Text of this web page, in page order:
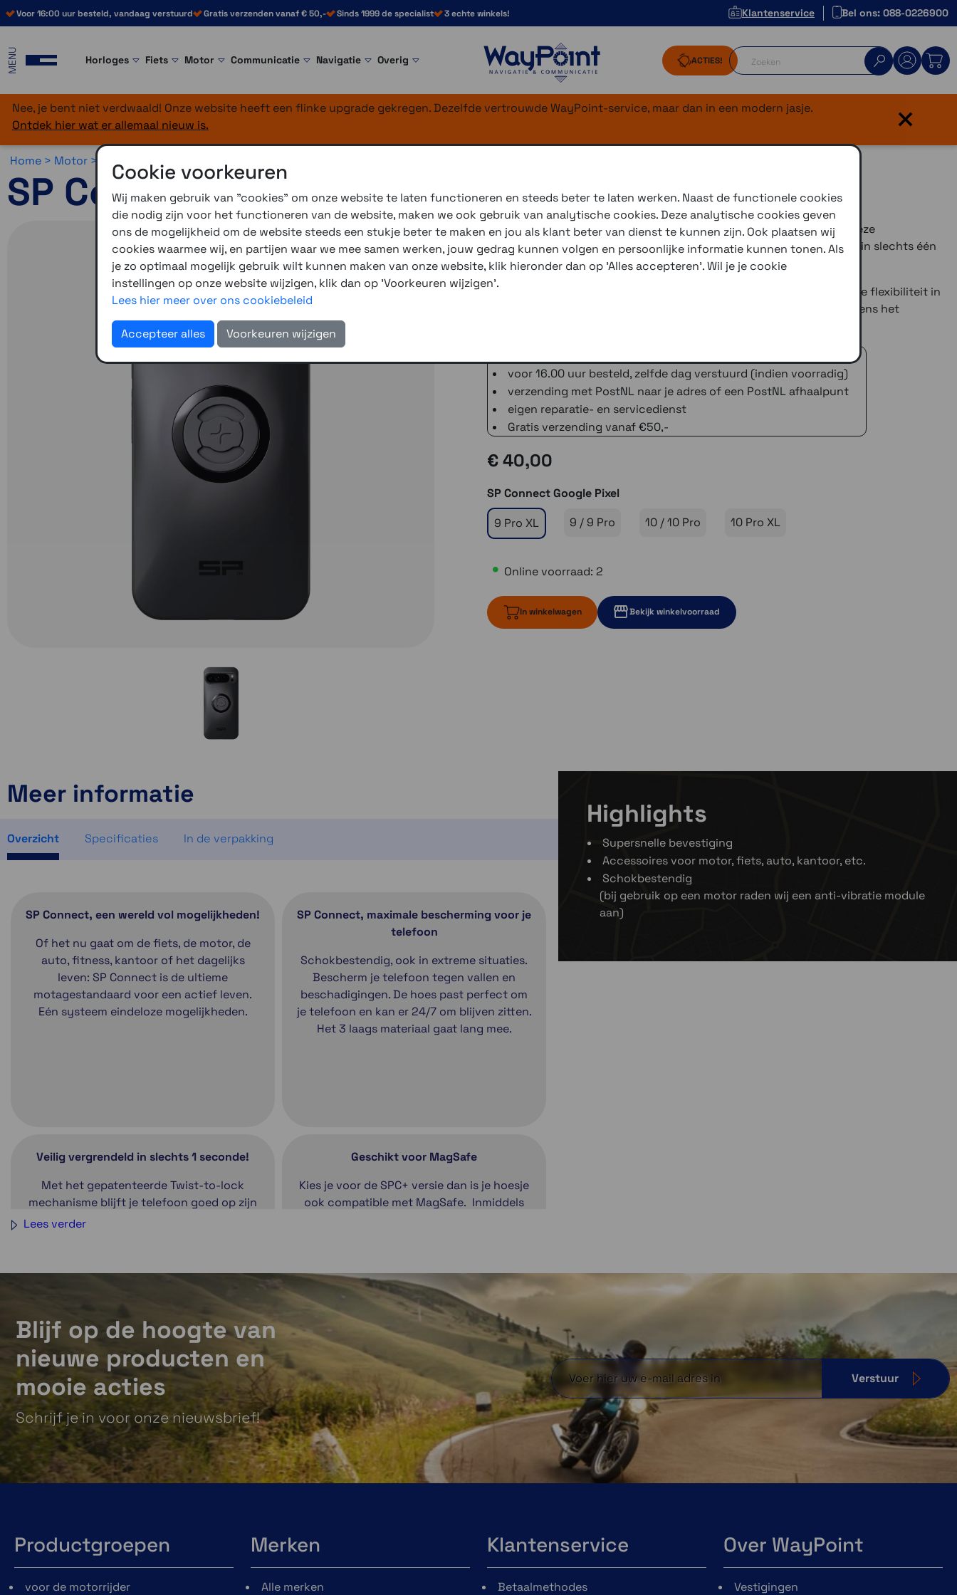
Voor 16:00 uur besteld, vandaag verstuurd Gratis verzenden vanaf € 50,- Sinds 1999 de specialist 3 echte winkels! Klantenservice Bel ons: 088-0226900
MENU Horloges Fiets Motor Communicatie Navigatie Overig ACTIES!
Nee, je bent niet verdwaald! Onze website heeft een flinke upgrade gekregen. Dezelfde vertrouwde WayPoint-service, maar dan in een modern jasje.
Ontdek hier wat er allemaal nieuw is.
×
Home > Motor >
SP Connect Phone Case Google 9 Pro XL
Slank, flexibel en zeer veilig. Geniet van optimale bescherming met deze
telefoonhoes. Perfect gevormd om in je hand te passen, je kunt hem in slechts één
seconde op elke SP Connect-houder monteren.
Geniet van maximale veiligheid voor uw mobiele telefoon en maximale flexibiliteit in
het dagelijks leven. Tijdens het fietsen of motorrijden, in de auto, tijdens het
voor 16.00 uur besteld, zelfde dag verstuurd (indien voorradig)
verzending met PostNL naar je adres of een PostNL afhaalpunt
eigen reparatie- en servicedienst
Gratis verzending vanaf €50,-
€ 40,00
SP Connect Google Pixel
9 Pro XL
9 / 9 Pro 10 / 10 Pro 10 Pro XL
Online voorraad: 2
In winkelwagen Bekijk winkelvoorraad
Meer informatie
Overzicht Specificaties In de verpakking
SP Connect, een wereld vol mogelijkheden!
Of het nu gaat om de fiets, de motor, de
auto, fitness, kantoor of het dagelijks
leven: SP Connect is de ultieme
motagestandaard voor een actief leven.
Eén systeem eindeloze mogelijkheden.
SP Connect, maximale bescherming voor je
telefoon
Schokbestendig, ook in extreme situaties.
Bescherm je telefoon tegen vallen en
beschadigingen. De hoes past perfect om
je telefoon en kan er 24/7 om blijven zitten.
Het 3 laags materiaal gaat lang mee.
Veilig vergrendeld in slechts 1 seconde!
Met het gepatenteerde Twist-to-lock
mechanisme blijft je telefoon goed op zijn
plek zitten. Plaats de telefoonhoes op de
Connect heeft een uitgebreid assortiment
zodat jij je telefoon overal kunt bevestigen.
De hoesjes met SPC+ hebben ook nog een
magnetische bevestiging.
Geschikt voor MagSafe
Kies je voor de SPC+ versie dan is je hoesje
ook compatible met MagSafe. Inmiddels
een draadloze oplader weet je zeker dat je
telefoon goed op de lader ligt.
Lees verder
Highlights
Supersnelle bevestiging
Accessoires voor motor, fiets, auto, kantoor, etc.
Schokbestendig
(bij gebruik op een motor raden wij een anti-vibratie module
aan)
Blijf op de hoogte van
nieuwe producten en
mooie acties
Schrijf je in voor onze nieuwsbrief!
Verstuur
Productgroepen
voor de motorrijder
Merken
Alle merken
Klantenservice
Betaalmethodes
Over WayPoint
Vestigingen
Cookie voorkeuren
Wij maken gebruik van "cookies" om onze website te laten functioneren en steeds beter te laten werken. Naast de functionele cookies
die nodig zijn voor het functioneren van de website, maken we ook gebruik van analytische cookies. Deze analytische cookies geven
ons de mogelijkheid om de website steeds een stukje beter te maken en jou als klant beter van dienst te kunnen zijn. Ook plaatsen wij
cookies waarmee wij, en partijen waar we mee samen werken, jouw gedrag kunnen volgen en persoonlijke informatie kunnen tonen. Als
je zo optimaal mogelijk gebruik wilt kunnen maken van onze website, klik hieronder dan op 'Alles accepteren'. Wil je je cookie
instellingen op onze website wijzigen, klik dan op 'Voorkeuren wijzigen'.
Lees hier meer over ons cookiebeleid
Accepteer alles Voorkeuren wijzigen